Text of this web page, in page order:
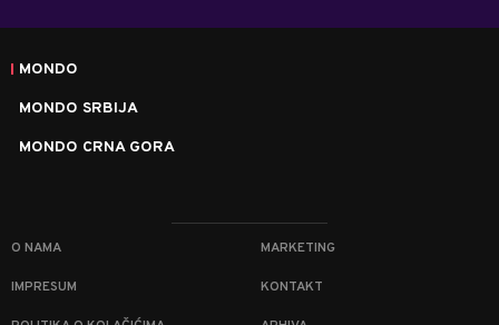
MONDO
MONDO SRBIJA
MONDO CRNA GORA
O NAMA MARKETING
IMPRESUM KONTAKT